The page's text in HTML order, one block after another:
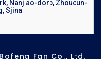
Nanjiao-dorp, Zhoucun-
Sjina
Fan Co., Ltd.